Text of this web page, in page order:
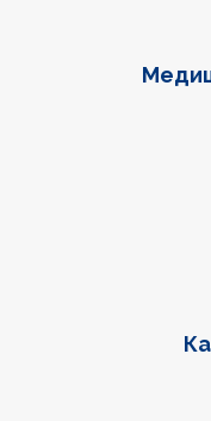
Фуутер